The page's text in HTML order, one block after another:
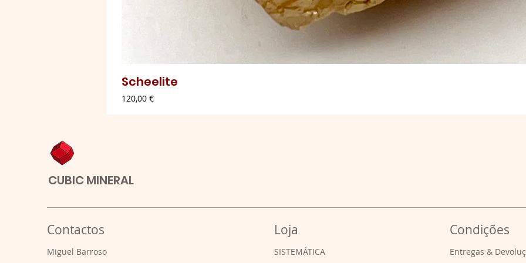
Scheelite
Preço
120,00 €
CUBIC MINERAL
Contactos
​Miguel Barroso
Loja
SISTEMÁTICA
Condições
Entregas &